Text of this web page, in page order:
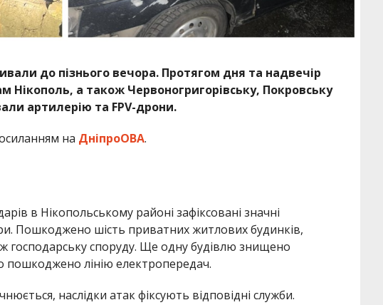
до пізнього вечора. Протягом дня та надвечір
Нікополь, а також Червоногригорівську, Покровську
артилерію та FPV-дрони.
на ДніпроОВА.
в Нікопольському районі зафіксовані значні
Пошкоджено шість приватних житлових будинків,
господарську споруду. Ще одну будівлю знищено
пошкоджено лінію електропередач.
наслідки атак фіксують відповідні служби.